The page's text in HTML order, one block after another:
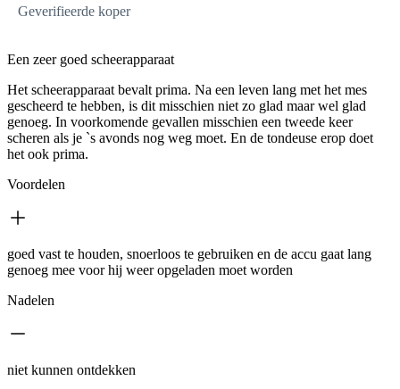
Geverifieerde koper
Een zeer goed scheerapparaat
Het scheerapparaat bevalt prima. Na een leven lang met het mes
gescheerd te hebben, is dit misschien niet zo glad maar wel glad
genoeg. In voorkomende gevallen misschien een tweede keer
scheren als je `s avonds nog weg moet. En de tondeuse erop doet
het ook prima.
Voordelen
goed vast te houden, snoerloos te gebruiken en de accu gaat lang
genoeg mee voor hij weer opgeladen moet worden
Nadelen
niet kunnen ontdekken